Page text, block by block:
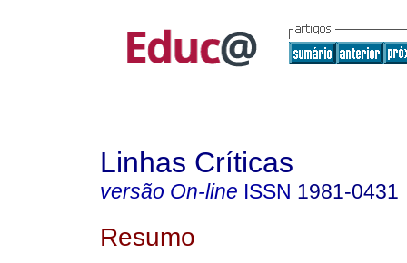
Linhas Críticas
versão On-line ISSN 1981-0431
Resumo